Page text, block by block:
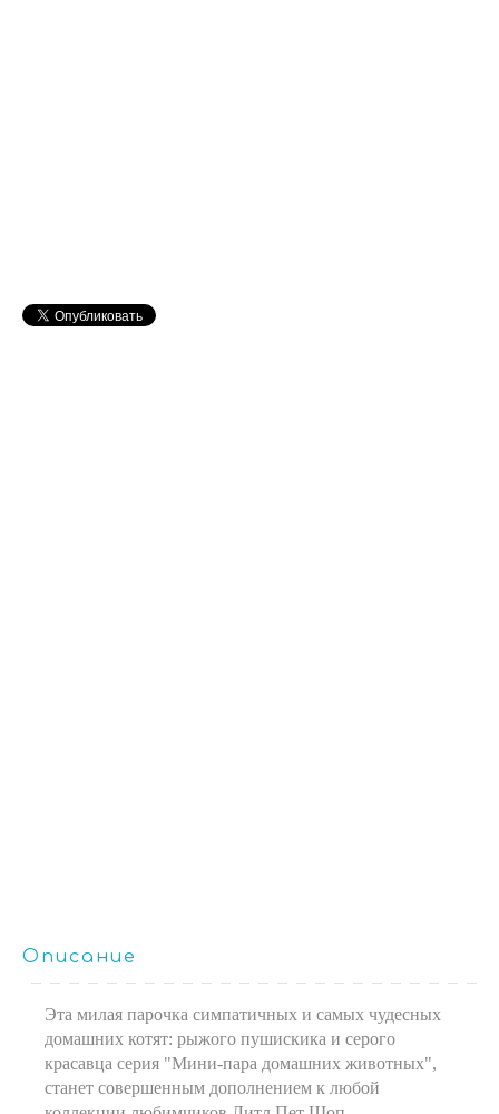
Описание
Эта милая парочка симпатичных и самых чудесных
домашних котят: рыжого пушискика и серого
красавца серия "Мини-пара домашних животных",
станет совершенным дополнением к любой